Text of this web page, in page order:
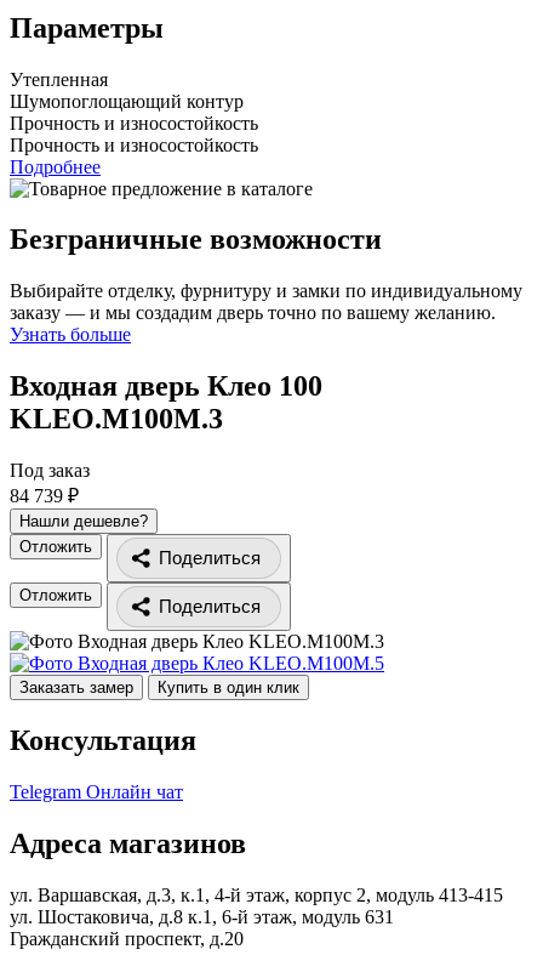
Параметры
Утепленная
Шумопоглощающий контур
Прочность и износостойкость
Прочность и износостойкость
Подробнее
Безграничные возможности
Выбирайте отделку, фурнитуру и замки по индивидуальному
заказу — и мы создадим дверь точно по вашему желанию.
Узнать больше
Входная дверь Клео 100
KLEO.M100M.3
Под заказ
84 739 ₽
Нашли дешевле?
Отложить
Поделиться
Отложить
Поделиться
Заказать замер Купить в один клик
Консультация
Telegram Онлайн чат
Адреса магазинов
ул. Варшавская, д.3, к.1, 4-й этаж, корпус 2, модуль 413-415
ул. Шостаковича, д.8 к.1, 6-й этаж, модуль 631
Гражданский проспект, д.20